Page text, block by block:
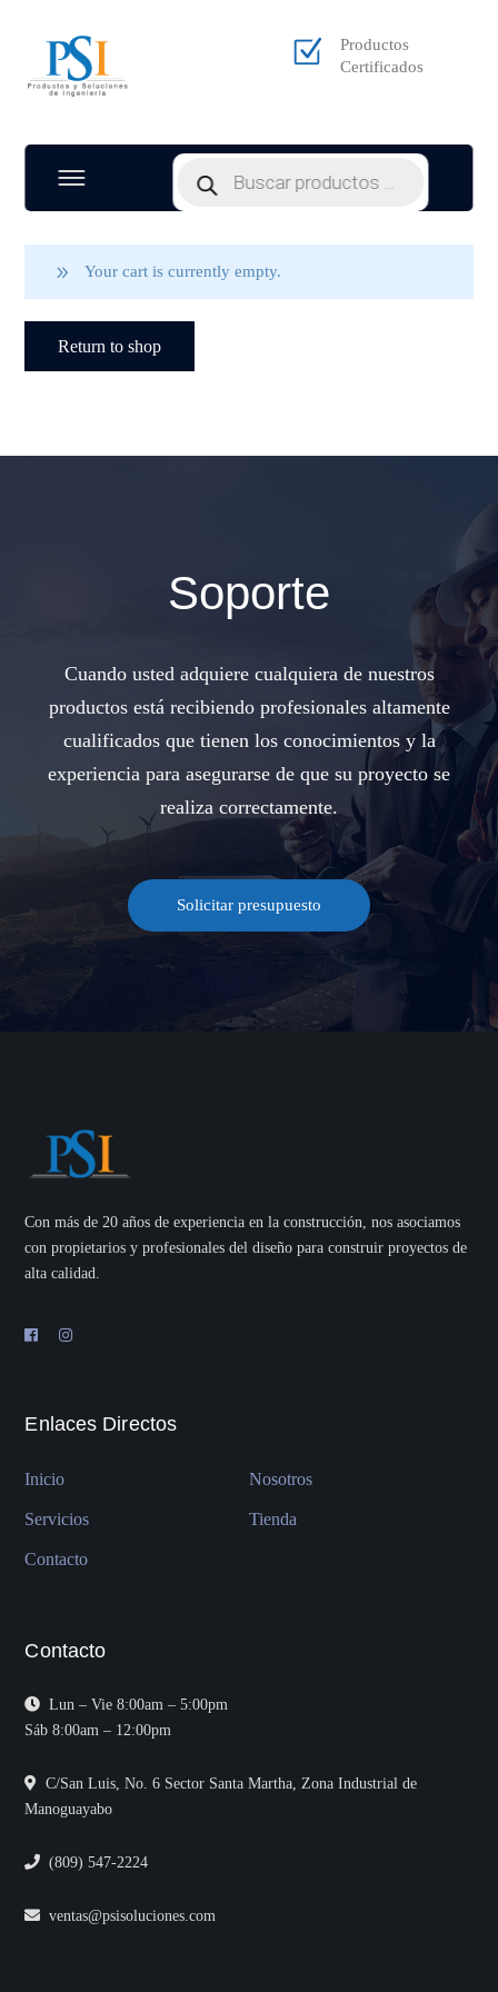
Productos
Certificados
search
Your cart is currently empty.
Return to shop
Soporte
Cuando usted adquiere cualquiera de nuestros
productos está recibiendo profesionales altamente
cualificados que tienen los conocimientos y la
experiencia para asegurarse de que su proyecto se
realiza correctamente.
Solicitar presupuesto
Con más de 20 años de experiencia en la construcción, nos asociamos
con propietarios y profesionales del diseño para construir proyectos de
alta calidad.
Enlaces Directos
Inicio Nosotros
Servicios Tienda
Contacto
Contacto
Lun – Vie 8:00am – 5:00pm
Sáb 8:00am – 12:00pm
C/San Luis, No. 6 Sector Santa Martha, Zona Industrial de
Manoguayabo
(809) 547-2224
ventas@psisoluciones.com